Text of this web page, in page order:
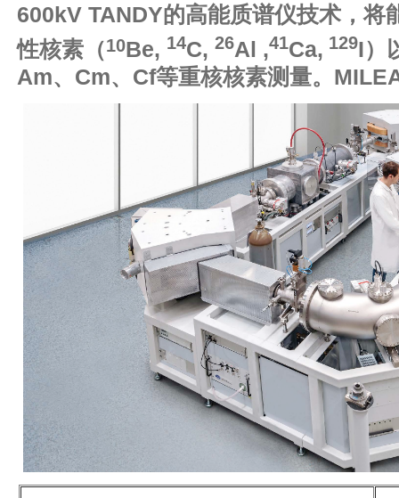
600kV TANDY的高能质谱仪技术，将
性核素（10Be, 14C, 26Al ,41Ca, 129I）
Am、Cm、Cf等重核核素测量。